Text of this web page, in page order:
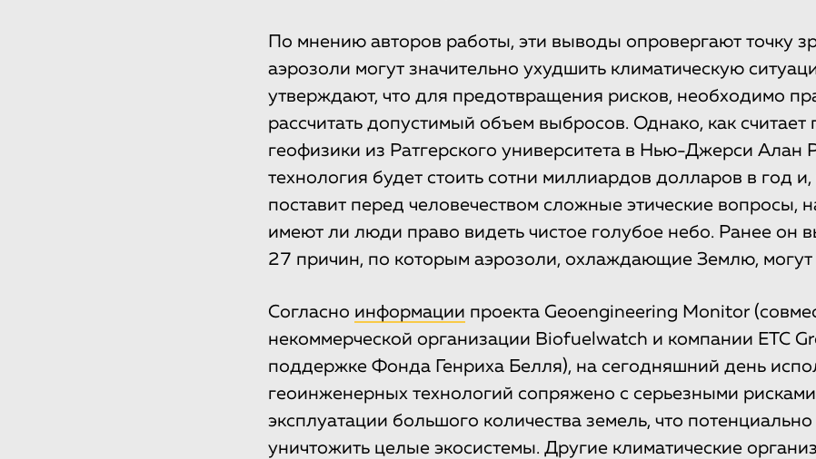
По мнению авторов работы, эти выводы опровергают точку
аэрозоли могут значительно ухудшить климатическую
утверждают, что для предотвращения рисков, необходимо
рассчитать допустимый объем выбросов. Однако, как считает
геофизики из Ратгерского университета в Нью-Джерси Алан
технология будет стоить сотни миллиардов долларов в год
поставит перед человечеством сложные этические вопросы,
имеют ли люди право видеть чистое голубое небо. Ранее он
27 причин, по которым аэрозоли, охлаждающие Землю, могут
Согласно информации проекта Geoengineering Monitor
некоммерческой организации Biofuelwatch и компании ETC
поддержке Фонда Генриха Белля), на сегодняшний день
геоинженерных технологий сопряжено с серьезными рисками
эксплуатации большого количества земель, что
уничтожить целые экосистемы. Другие климатические